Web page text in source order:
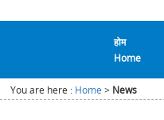
होम
Home
You are here : Home > News